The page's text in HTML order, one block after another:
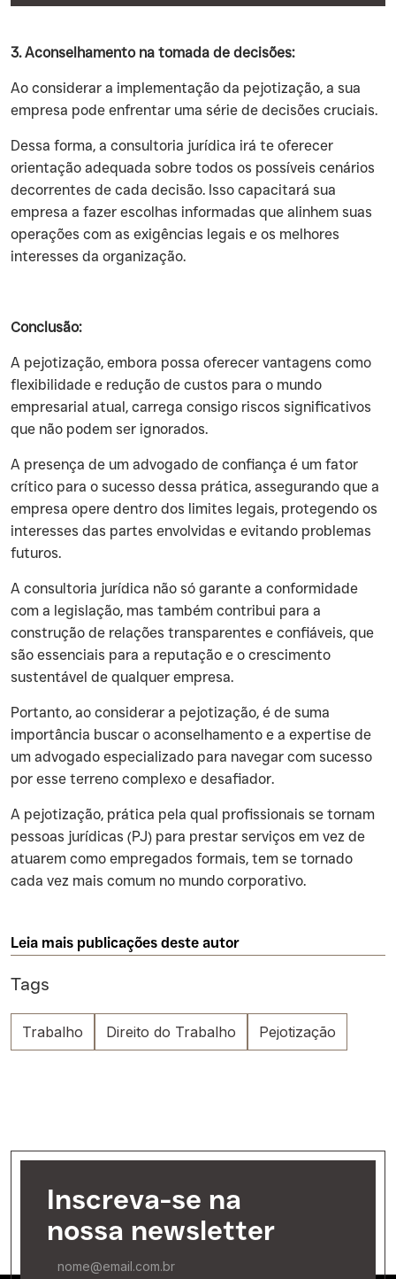
3. Aconselhamento na tomada de decisões:
‍Ao considerar a implementação da pejotização, a sua
empresa pode enfrentar uma série de decisões cruciais.
‍Dessa forma, a consultoria jurídica irá te oferecer
orientação adequada sobre todos os possíveis cenários
decorrentes de cada decisão. Isso capacitará sua
empresa a fazer escolhas informadas que alinhem suas
operações com as exigências legais e os melhores
interesses da organização.
Conclusão:
‍A pejotização, embora possa oferecer vantagens como
flexibilidade e redução de custos para o mundo
empresarial atual, carrega consigo riscos significativos
que não podem ser ignorados.
‍A presença de um advogado de confiança é um fator
crítico para o sucesso dessa prática, assegurando que a
empresa opere dentro dos limites legais, protegendo os
interesses das partes envolvidas e evitando problemas
futuros.
‍A consultoria jurídica não só garante a conformidade
com a legislação, mas também contribui para a
construção de relações transparentes e confiáveis, que
são essenciais para a reputação e o crescimento
sustentável de qualquer empresa.
‍Portanto, ao considerar a pejotização, é de suma
importância buscar o aconselhamento e a expertise de
um advogado especializado para navegar com sucesso
por esse terreno complexo e desafiador.
‍A pejotização, prática pela qual profissionais se tornam
pessoas jurídicas (PJ) para prestar serviços em vez de
atuarem como empregados formais, tem se tornado
cada vez mais comum no mundo corporativo.
Leia mais publicações deste autor
Tags
Trabalho Direito do Trabalho Pejotização
Inscreva-se na
nossa newsletter